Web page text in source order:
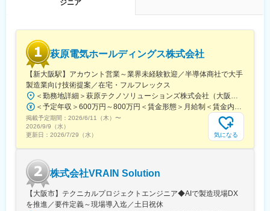
・社内の情報共有の活性化（営業所内、営業所間）
・既存顧客の要望事項の対応検討および実施（CS向上）に関する
・必要に応じて関係各部への意見具申
■魅力
（１）社会貢献に携われるサービス
デザミスが展開しているサービスは、「畜産農家の方の過酷な労
働環境と日本の食を守る」という大きな社会課題に立ち向かって
いる真っ最中です。 「ご自身の成長＝日本の食支えることに直結
するサービス」を展開しております。
（２）一定の経験を積んだ後は、営業戦略を立てる側に
環境でご自身の営業力を存分に磨き上げて頂きます。その後セー
ルスチーム全体の営業戦略を立てるポジションについて頂き、部
署を超えた存在として文字通り組織のコアメンバーとして日本そ
して世界に展開する会社の立役者に将来的には成っていただきた
ジニア
萩原電気ホールディングス株式会社
【新大阪駅】アカウント営業～業界未経験歓迎／半導体商社で大手
製造業向け技術提案／在宅・フルフレックス
＜勤務地詳細＞萩原テクノソリューションズ株式会社（大阪）住所：大阪府大阪市淀川区宮原三丁目5番36号 新大阪トラストタワー5階勤務地最寄駅：JR各線／品川駅受動喫煙対策：屋内全面禁煙変更の範囲：会社の定める事業所（リモートワーク含む）
＜予定年収＞600万円～800万円＜賃金形態＞月給制＜賃金内訳＞月額（基本給）：297,000円～405,000円＜月給＞297,000円～405,000円＜昇給有無＞有＜残業手当＞有＜給与補足＞■昇給：年1回（7月）■賞与：年2回（6月、12月）※5.69カ月想定■モデル年収：・29歳/657万円（賞与＋残業20H）・33歳/750万円（賞与＋残業20H）・マネージャー/990万円～賃金はあくまでも目安の金額であり、選考を通じて上下する可能性があります。月給(月額)は固定手当を含めた表記です。
掲載予定期間： 2026/6/11（木） 〜
2026/9/9（水）
更新日： 2026/7/29（水） 気になる
株式会社VRAIN Solution
【大阪市】テクニカルプロジェクトエンジニア◆AIで製造現場DX
を推進／要件定義～現場導入迄／土日祝休